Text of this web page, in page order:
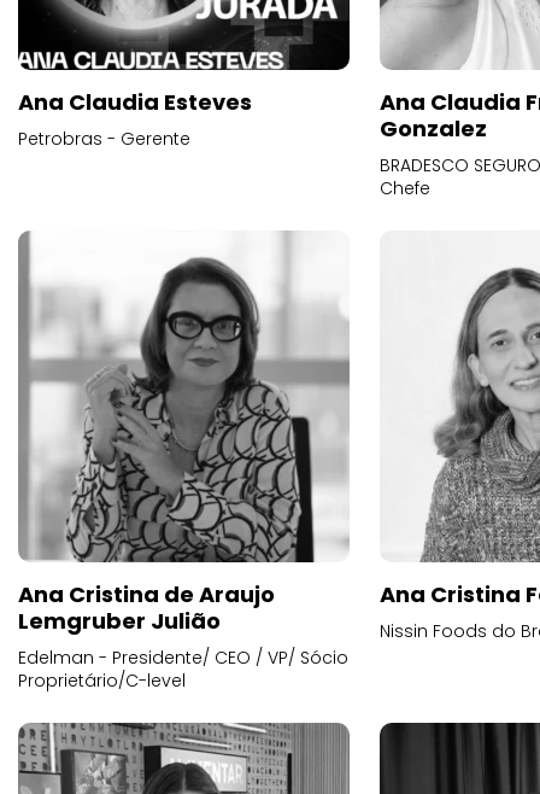
Ana Claudia Esteves
Petrobras - Gerente
Ana Claudia
Gonzalez
BRADESCO
Chefe
Ana Cristina de Araujo
Lemgruber Julião
Edelman - Presidente/ CEO / VP/ Sócio
Proprietário/C-level
Ana Cristina
Nissin Foods do